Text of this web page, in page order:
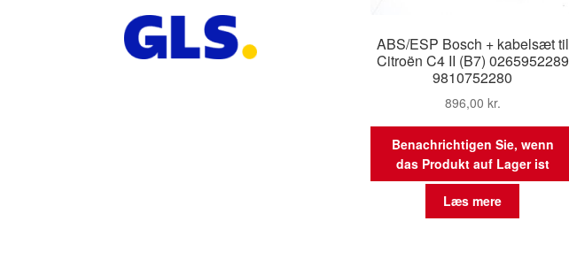
ABS/ESP Bosch + kabelsæt til
Citroën C4 II (B7) 0265952289
9810752280
896,00 kr.
Benachrichtigen Sie, wenn
das Produkt auf Lager ist
Læs mere